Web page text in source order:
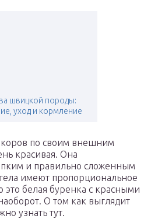
швицкой породы:
уход и кормление
по своим внешним
красивая. Она
и правильно сложенным
имеют пропорциональное
это белая буренка с красными
О том как выглядит
узнать тут.